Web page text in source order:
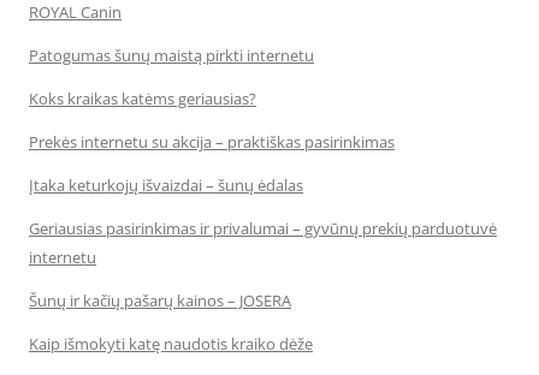
ROYAL Canin
Patogumas šunų maistą pirkti internetu
Koks kraikas katėms geriausias?
Prekės internetu su akcija – praktiškas pasirinkimas
Įtaka keturkojų išvaizdai – šunų ėdalas
Geriausias pasirinkimas ir privalumai – gyvūnų prekių parduotuvė
internetu
Šunų ir kačių pašarų kainos – JOSERA
Kaip išmokyti katę naudotis kraiko dėže